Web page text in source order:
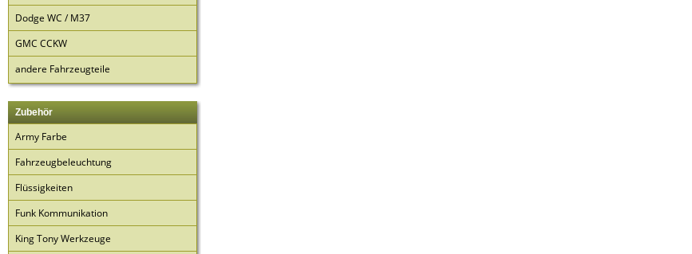
Dodge WC / M37
GMC CCKW
andere Fahrzeugteile
Zubehör
Army Farbe
Fahrzeugbeleuchtung
Flüssigkeiten
Funk Kommunikation
King Tony Werkzeuge